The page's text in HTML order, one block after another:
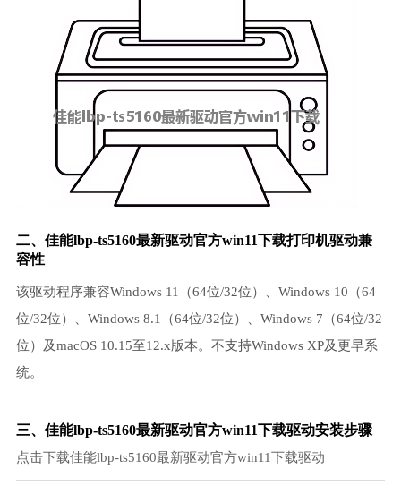
二、佳能lbp-ts5160最新驱动官方win11下载打印机驱动兼
容性
该驱动程序兼容Windows 11（64位/32位）、Windows 10（64
位/32位）、Windows 8.1（64位/32位）、Windows 7（64位/32
位）及macOS 10.15至12.x版本。不支持Windows XP及更早系
统。
三、佳能lbp-ts5160最新驱动官方win11下载驱动安装步骤
点击下载佳能lbp-ts5160最新驱动官方win11下载驱动